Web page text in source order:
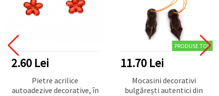
11.70 Lei
Mocasini decorativi
bulgărești autentici din
5.72 Lei
Charm din metal tip
monedă, model ceas, 15